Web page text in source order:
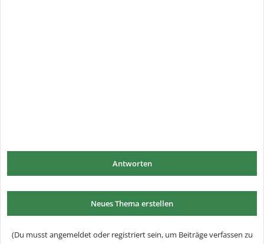
Antworten
Neues Thema erstellen
(Du musst angemeldet oder registriert sein, um Beiträge verfassen zu